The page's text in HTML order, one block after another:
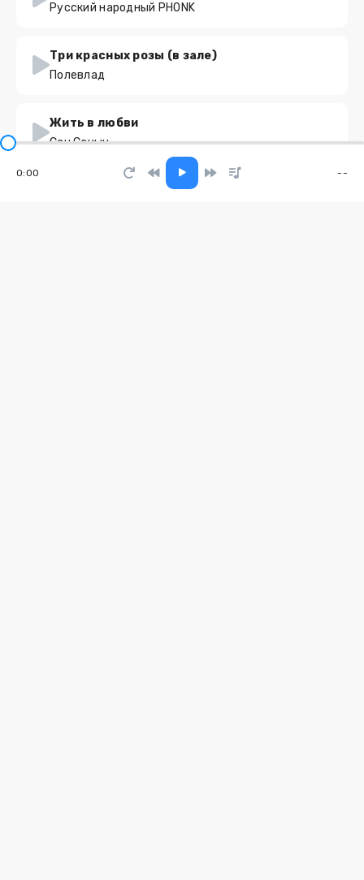
Русский народный PHONK
Три красных розы (в зале)
Полевлад
Жить в любви
Сан Саныч
0:00 --